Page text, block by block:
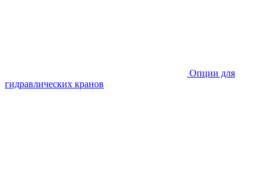
Опции для
гидравлических кранов